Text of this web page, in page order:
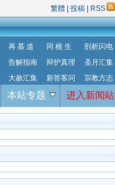
繁體 投稿 RSS
再 慕 道 同 根 生
剖析闪电
告解指南 辩护真理
圣月汇集
大赦汇集 新答客问 宗教方志
本站专题 进入新闻站